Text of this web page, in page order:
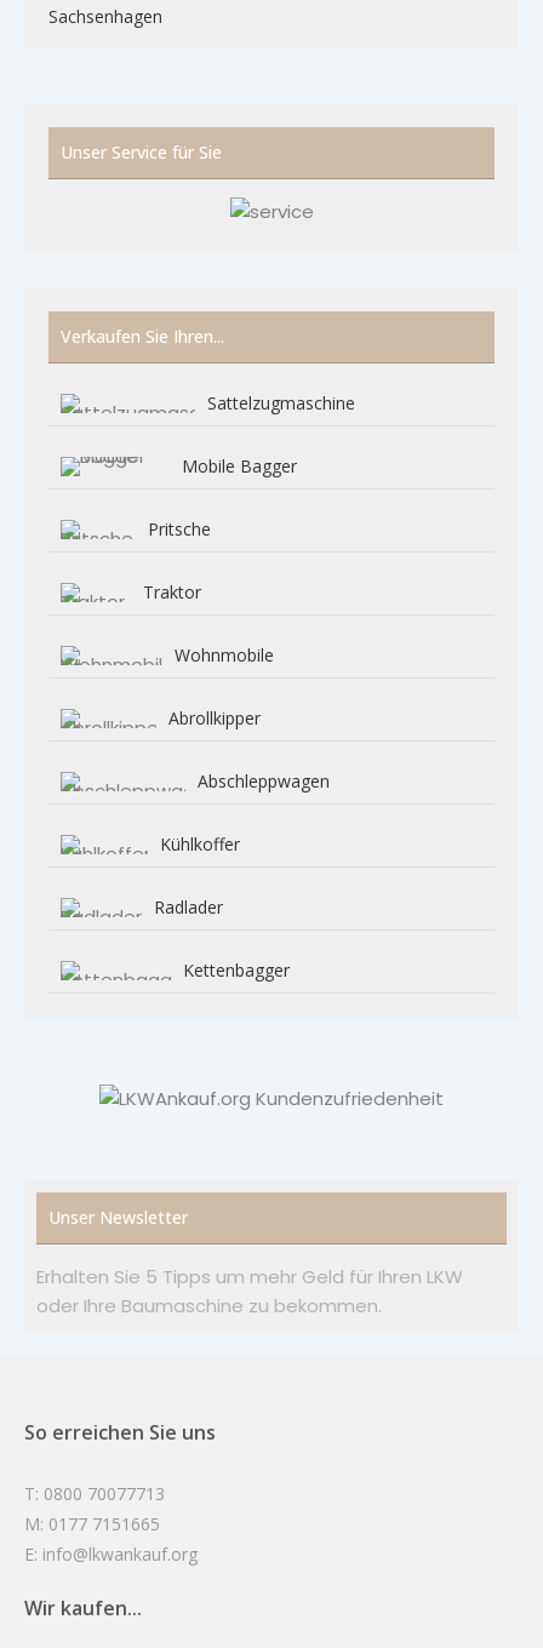
Sachsenhagen
Unser Service für Sie
Verkaufen Sie Ihren...
Sattelzugmaschine
Mobile Bagger
Pritsche
Traktor
Wohnmobile
Abrollkipper
Abschleppwagen
Kühlkoffer
Radlader
Kettenbagger
Unser Newsletter
Erhalten Sie 5 Tipps um mehr Geld für Ihren LKW
oder Ihre Baumaschine zu bekommen.
So erreichen Sie uns
T: 0800 70077713
M: 0177 7151665
E: info@lkwankauf.org
Wir kaufen...